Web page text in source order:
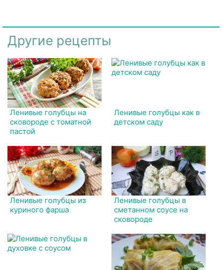
Другие рецепты
Ленивые голубцы на
сковороде с томатной
пастой
Ленивые голубцы как в
детском саду
Ленивые голубцы из
куриного фарша
Ленивые голубцы в
сметанном соусе на
сковороде